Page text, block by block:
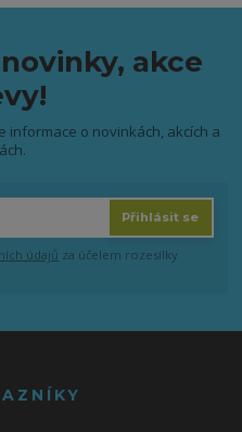
akce
informace o novinkách, akcích a
Přihlásit se
údajů za účelem rozesílky